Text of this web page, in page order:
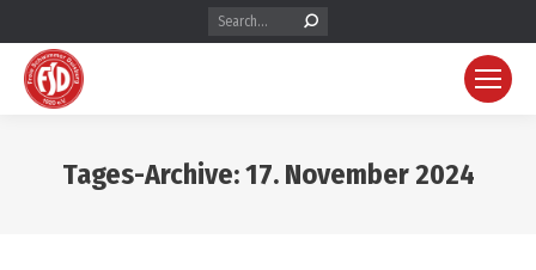
Search:
Tages-Archive:17. November 2024